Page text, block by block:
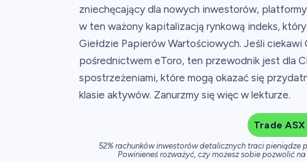
zniechęcający dla nowych inwestorów,
w ten ważony kapitalizacją rynkową indeks,
Giełdzie Papierów Wartościowych. Jeśli
pośrednictwem eToro, ten przewodnik jest dla
spostrzeżeniami, które mogą okazać się
klasie aktywów. Zanurzmy się więc w lekturze.
Trade
52% rachunków inwestorów detalicznych traci pieniądze
Powinieneś rozważyć, czy możesz sobie pozwolić